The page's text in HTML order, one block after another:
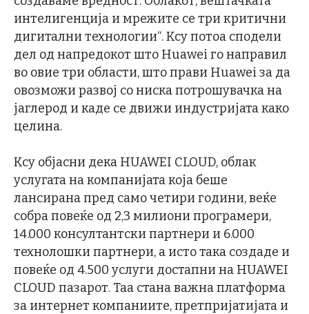
интелигенција и мрежите се три критични
дигитални технологии“. Ксу потоа сподели
дел од напредокот што Huawei го направил
во овие три области, што прави Huawei за да
овозможи развој со ниска потрошувачка на
јаглерод и каде се движи индустријата како
целина.
Ксу објасни дека HUAWEI CLOUD, облак
услугата на компанијата која беше
лансирана пред само четири години, веќе
собра повеќе од 2,3 милиони програмери,
14.000 консултантски партнери и 6.000
технолошки партнери, а исто така создаде и
повеќе од 4.500 услуги достапни на HUAWEI
CLOUD пазарот. Таа стана важна платформа
за интернет компаниите, претпријатијата и